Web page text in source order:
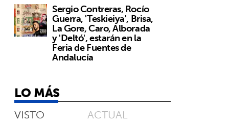
Sergio Contreras, Rocío
Guerra, 'Teskieiya', Brisa,
La Gore, Caro, Alborada
y 'Deltó', estarán en la
Feria de Fuentes de
Andalucía
LO MÁS
VISTO ACTUAL